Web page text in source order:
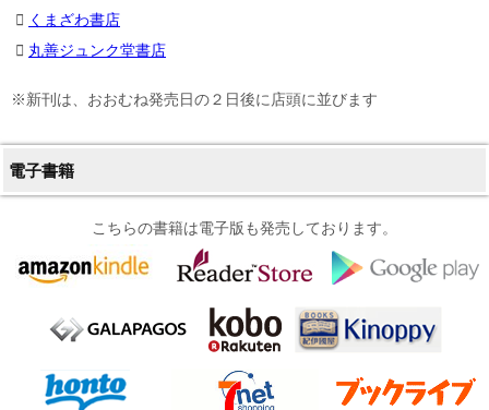
くまざわ書店
丸善ジュンク堂書店
※新刊は、おおむね発売日の２日後に店頭に並びます
電子書籍
こちらの書籍は電子版も発売しております。